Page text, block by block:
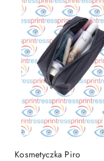
Kosmetyczka Piro